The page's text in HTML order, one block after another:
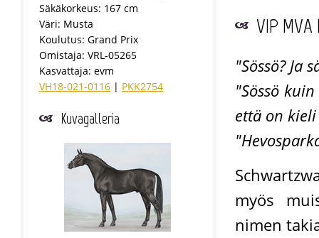
Säkäkorkeus: 167 cm
Väri: Musta
Koulutus: Grand Prix
Omistaja: VRL-05265
Kasvattaja: evm
VH18-021-0116 | PKK2754
Kuvagalleria
VIP MVA
"Sössö? Ja
"Sössö
että on
myös
nimen